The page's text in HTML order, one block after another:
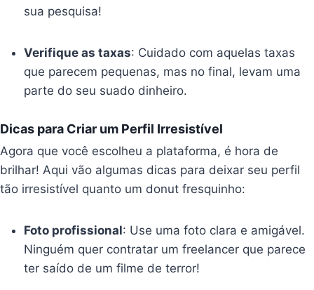
sua pesquisa!
Verifique as taxas: Cuidado com aquelas taxas
que parecem pequenas, mas no final, levam uma
parte do seu suado dinheiro.
Dicas para Criar um Perfil Irresistível
Agora que você escolheu a plataforma, é hora de
brilhar! Aqui vão algumas dicas para deixar seu perfil
tão irresistível quanto um donut fresquinho:
Foto profissional: Use uma foto clara e amigável.
Ninguém quer contratar um freelancer que parece
ter saído de um filme de terror!